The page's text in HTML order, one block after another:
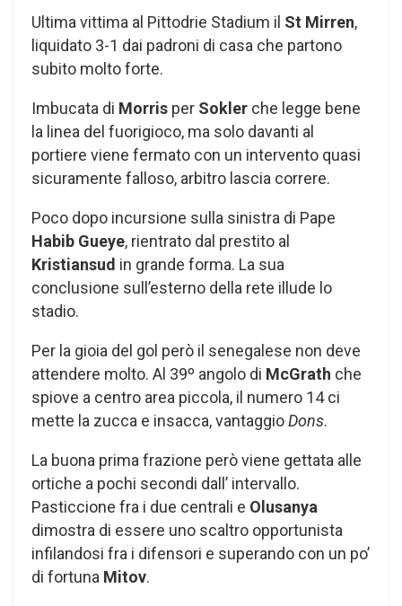
Ultima vittima al Pittodrie Stadium il St Mirren,
liquidato 3-1 dai padroni di casa che partono
subito molto forte.
Imbucata di Morris per Sokler che legge bene
la linea del fuorigioco, ma solo davanti al
portiere viene fermato con un intervento quasi
sicuramente falloso, arbitro lascia correre.
Poco dopo incursione sulla sinistra di Pape
Habib Gueye, rientrato dal prestito al
Kristiansud in grande forma. La sua
conclusione sull’esterno della rete illude lo
stadio.
Per la gioia del gol però il senegalese non deve
attendere molto. Al 39º angolo di McGrath che
spiove a centro area piccola, il numero 14 ci
mette la zucca e insacca, vantaggioDons.
La buona prima frazione però viene gettata alle
ortiche a pochi secondi dall’ intervallo.
Pasticcione fra i due centrali e Olusanya
dimostra di essere uno scaltro opportunista
infilandosi fra i difensori e superando con un po’
di fortuna Mitov.